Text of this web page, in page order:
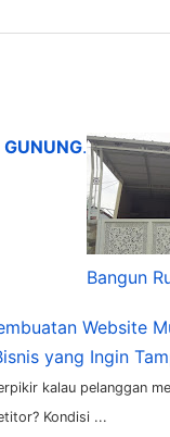
.
Bangun
Website
yang Ingin
kalau pelanggan
Kondisi ...